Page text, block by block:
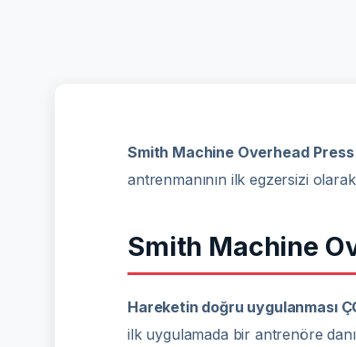
Smith Machine Overhead Press
antrenmanının ilk egzersizi
Smith Machine
Hareketin doğru uygulanması
ilk uygulamada bir antrenöre